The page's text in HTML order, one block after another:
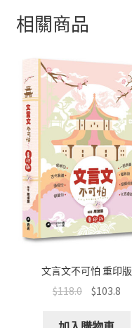
寫、
物
描
寫
數
量
b
o
o
k
at
sA
p
p
相關商品
文言文不可怕 重印版
$118.0 $103.8